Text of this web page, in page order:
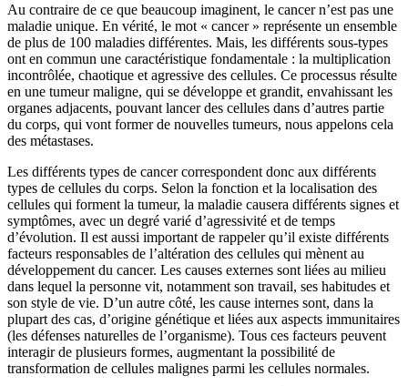
Au contraire de ce que beaucoup imaginent, le cancer n’est pas une
maladie unique. En vérité, le mot « cancer » représente un ensemble
de plus de 100 maladies différentes. Mais, les différents sous-types
ont en commun une caractéristique fondamentale : la multiplication
incontrôlée, chaotique et agressive des cellules. Ce processus résulte
en une tumeur maligne, qui se développe et grandit, envahissant les
organes adjacents, pouvant lancer des cellules dans d’autres partie
du corps, qui vont former de nouvelles tumeurs, nous appelons cela
des métastases.
Les différents types de cancer correspondent donc aux différents
types de cellules du corps. Selon la fonction et la localisation des
cellules qui forment la tumeur, la maladie causera différents signes et
symptômes, avec un degré varié d’agressivité et de temps
d’évolution. Il est aussi important de rappeler qu’il existe différents
facteurs responsables de l’altération des cellules qui mènent au
développement du cancer. Les causes externes sont liées au milieu
dans lequel la personne vit, notamment son travail, ses habitudes et
son style de vie. D’un autre côté, les cause internes sont, dans la
plupart des cas, d’origine génétique et liées aux aspects immunitaires
(les défenses naturelles de l’organisme). Tous ces facteurs peuvent
interagir de plusieurs formes, augmentant la possibilité de
transformation de cellules malignes parmi les cellules normales.